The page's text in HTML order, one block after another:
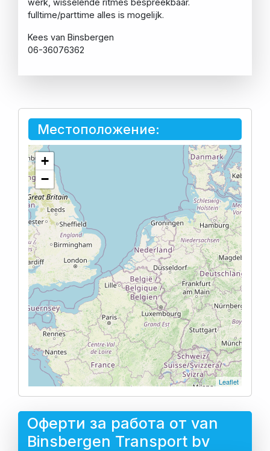
fulltime/parttime alles is mogelijk.
Kees van Binsbergen
06-36076362
Местоположение:
+
−
Leaflet
Оферти за работа от van
Binsbergen Transport bv